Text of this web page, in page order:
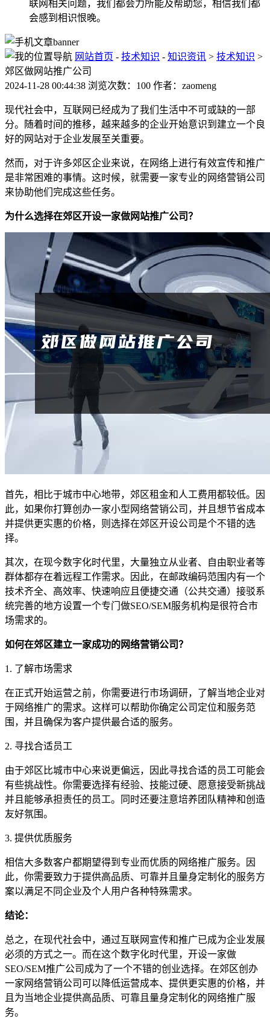
联网相关问题，我们都会力所能及帮助您，相信我们都
会感到相识恨晚。
网站首页 - 技术知识 - 知识资讯 > 技术知识 >
郊区做网站推广公司
2024-11-28 00:44:38 浏览次数：100 作者：zaomeng
现代社会中，互联网已经成为了我们生活中不可或缺的一部
分。随着时间的推移，越来越多的企业开始意识到建立一个良
好的网站对于企业发展至关重要。
然而，对于许多郊区企业来说，在网络上进行有效宣传和推广
是非常困难的事情。这时候，就需要一家专业的网络营销公司
来协助他们完成这些任务。
为什么选择在郊区开设一家做网站推广公司？
首先，相比于城市中心地带，郊区租金和人工费用都较低。因
此，如果你打算创办一家小型网络营销公司，并且想节省成本
并提供更实惠的价格，则选择在郊区开设公司是个不错的选
择。
其次，在现今数字化时代里，大量独立从业者、自由职业者等
群体都存在着远程工作需求。因此，在邮政编码范围内有一个
技术齐全、高效率、快速响应且便捷交通（公共交通）接驳系
统完善的地方设置一个专门做SEO/SEM服务机构是很符合市
场需求的。
如何在郊区建立一家成功的网络营销公司？
1. 了解市场需求
在正式开始运营之前，你需要进行市场调研，了解当地企业对
于网络推广的需求。这样可以帮助你确定公司定位和服务范
围，并且确保为客户提供最合适的服务。
2. 寻找合适员工
由于郊区比城市中心来说更偏远，因此寻找合适的员工可能会
有些挑战性。你需要选择有经验、技能过硬、愿意接受新挑战
并且能够承担责任的员工。同时还要注意培养团队精神和创造
友好氛围。
3. 提供优质服务
相信大多数客户都期望得到专业而优质的网络推广服务。因
此，你需要致力于提供高品质、可靠并且量身定制化的服务方
案以满足不同企业及个人用户各种特殊需求。
结论：
总之，在现代社会中，通过互联网宣传和推广已成为企业发展
必须的方式之一。而在这个数字化时代里，开设一家做
SEO/SEM推广公司成为了一个不错的创业选择。在郊区创办
一家网络营销公司可以降低运营成本、提供更实惠的价格，并
且为当地企业提供高品质、可靠且量身定制化的网络推广服
务。